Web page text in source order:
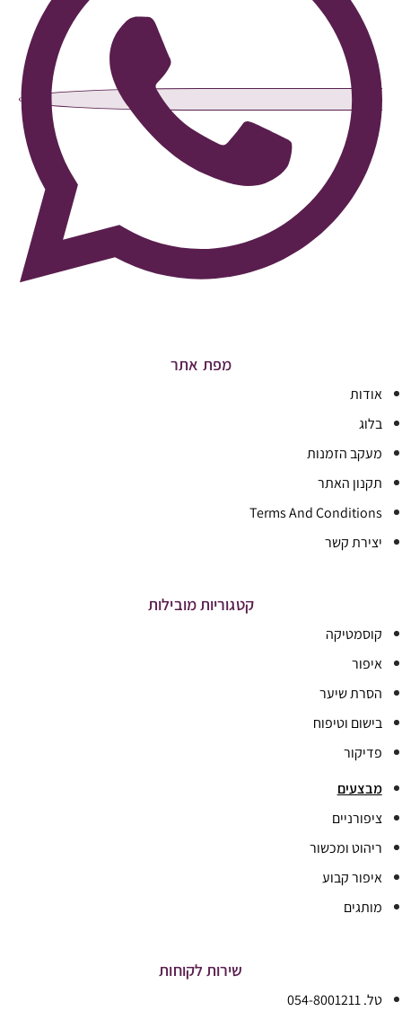
מפת אתר
אודות
בלוג
מעקב הזמנות
תקנון האתר
Terms And Conditions
יצירת קשר
קטגוריות מובילות
קוסמטיקה
איפור
הסרת שיער
בישום וטיפוח
פדיקור
מבצעים
ציפורניים
ריהוט ומכשור
איפור קבוע
מותגים
שירות לקוחות
טל. 054-8001211